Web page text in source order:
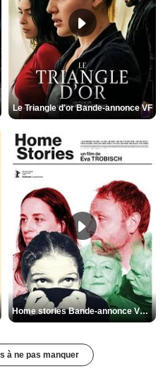
Le Triangle d'or Bande-annonce VF
Home stories Bande-annonce VO STFR
à ne pas manquer